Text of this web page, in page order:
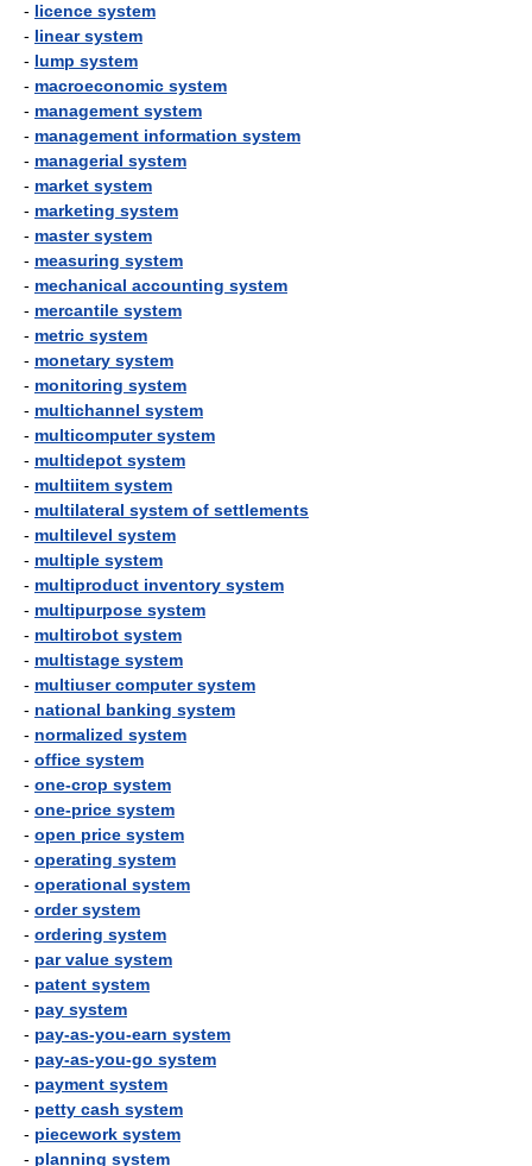
- licence system
- linear system
- lump system
- macroeconomic system
- management system
- management information system
- managerial system
- market system
- marketing system
- master system
- measuring system
- mechanical accounting system
- mercantile system
- metric system
- monetary system
- monitoring system
- multichannel system
- multicomputer system
- multidepot system
- multiitem system
- multilateral system of settlements
- multilevel system
- multiple system
- multiproduct inventory system
- multipurpose system
- multirobot system
- multistage system
- multiuser computer system
- national banking system
- normalized system
- office system
- one-crop system
- one-price system
- open price system
- operating system
- operational system
- order system
- ordering system
- par value system
- patent system
- pay system
- pay-as-you-earn system
- pay-as-you-go system
- payment system
- petty cash system
- piecework system
- planning system